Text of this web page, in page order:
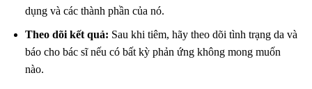
dụng và các thành phần của nó.
Theo dõi kết quả: Sau khi tiêm, hãy theo dõi tình trạng da và
báo cho bác sĩ nếu có bất kỳ phản ứng không mong muốn
nào.